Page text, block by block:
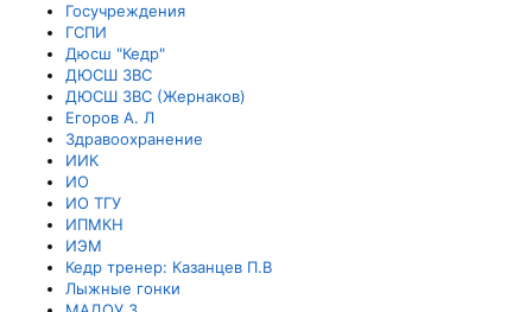
Госучреждения
ГСПИ
Дюсш "Кедр"
ДЮСШ ЗВС
ДЮСШ ЗВС (Жернаков)
Егоров А. Л
Здравоохранение
ИИК
ИО
ИО ТГУ
ИПМКН
ИЭМ
Кедр тренер: Казанцев П.В
Лыжные гонки